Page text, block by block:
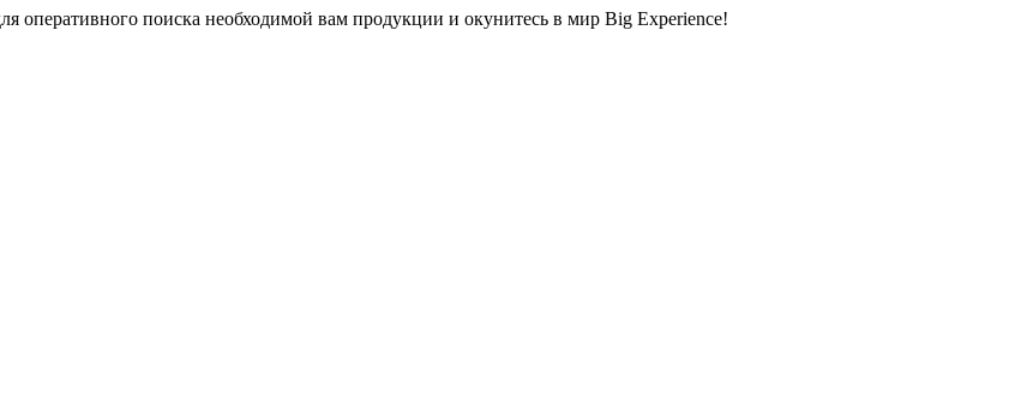
поиска необходимой вам продукции и окунитесь в мир Big Experience!